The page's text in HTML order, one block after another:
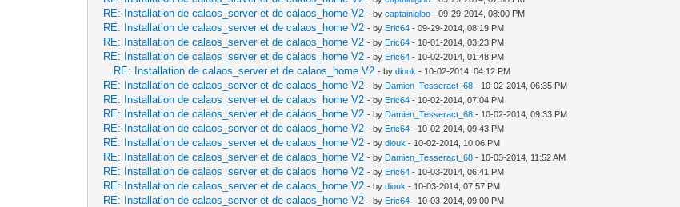
RE: Installation de calaos_server et de calaos_home V2 - bycaptainigloo - 09-29-2014, 08:00 PM
RE: Installation de calaos_server et de calaos_home V2 - by Eric64 - 09-29-2014, 08:19 PM
RE: Installation de calaos_server et de calaos_home V2 - by Eric64 - 10-01-2014, 03:23 PM
RE: Installation de calaos_server et de calaos_home V2 - by Eric64 - 10-02-2014, 01:48 PM
RE: Installation de calaos_server et de calaos_home V2 - bydiouk - 10-02-2014, 04:12 PM
RE: Installation de calaos_server et de calaos_home V2 - by Damien_Tesseract_68 - 10-02-2014, 06:35 PM
RE: Installation de calaos_server et de calaos_home V2 - by Eric64 - 10-02-2014, 07:04 PM
RE: Installation de calaos_server et de calaos_home V2 - by Damien_Tesseract_68 - 10-02-2014, 09:33 PM
RE: Installation de calaos_server et de calaos_home V2 - by Eric64 - 10-02-2014, 09:43 PM
RE: Installation de calaos_server et de calaos_home V2 - bydiouk - 10-02-2014, 10:06 PM
RE: Installation de calaos_server et de calaos_home V2 - by Damien_Tesseract_68 - 10-03-2014, 11:52 AM
RE: Installation de calaos_server et de calaos_home V2 - by Eric64 - 10-03-2014, 06:41 PM
RE: Installation de calaos_server et de calaos_home V2 - bydiouk - 10-03-2014, 07:57 PM
RE: Installation de calaos_server et de calaos_home V2 - by Eric64 - 10-03-2014, 09:00 PM